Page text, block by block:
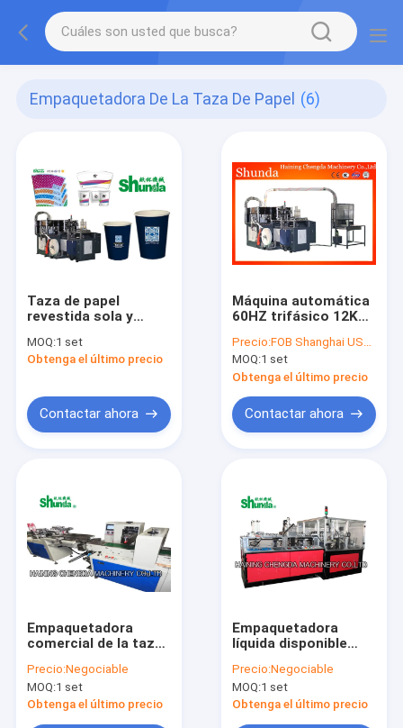
Empaquetadora De La Taza De Papel (6)
Taza de papel
revestida sola y
hace control del PLC
de la máquina
ultrasónico y
caliente
MOQ:1 set
Obtenga el último precio
Contactar ahora
Máquina automática
60HZ trifásico 12KW
del sistema del aire
caliente
Precio:FOB Shanghai US$41000-60000
MOQ:1 set
Obtenga el último precio
Contactar ahora
Empaquetadora
comercial de la taza
café con la pantalla
táctil
Precio:Negociable
MOQ:1 set
Obtenga el último precio
Empaquetadora
líquida disponible
automática de la
taza de papel 70-
80pcs/Min
Precio:Negociable
MOQ:1 set
Obtenga el último precio